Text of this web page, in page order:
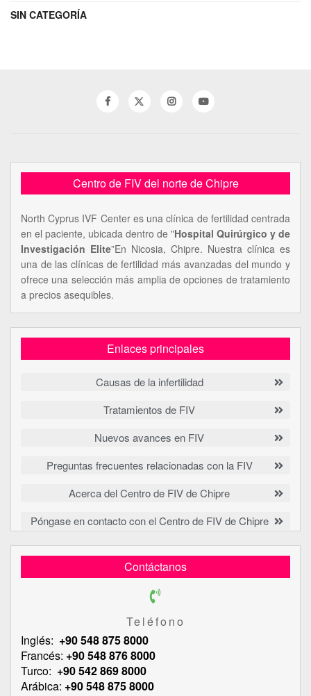
SIN CATEGORÍA
Centro de FIV del norte de Chipre
North Cyprus IVF Center es una clínica de fertilidad centrada
en el paciente, ubicada dentro de "Hospital Quirúrgico y de
Investigación Elite”En Nicosia, Chipre. Nuestra clínica es
una de las clínicas de fertilidad más avanzadas del mundo y
ofrece una selección más amplia de opciones de tratamiento
a precios asequibles.
Enlaces principales
Causas de la infertilidad
Tratamientos de FIV
Nuevos avances en FIV
Preguntas frecuentes relacionadas con la FIV
Acerca del Centro de FIV de Chipre
Póngase en contacto con el Centro de FIV de Chipre
Contáctanos
Teléfono
Inglés: +90 548 875 8000
Francés: +90 548 876 8000
Turco: +90 542 869 8000
Arábica: +90 548 875 8000